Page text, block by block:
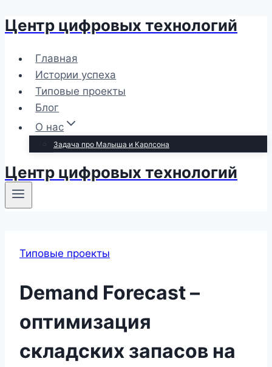
Перейти
содержимому
Центр цифровых технологий
Главная
Истории успеха
Типовые проекты
Блог
О нас
Задача про Малыша и Карлсона
Центр цифровых технологий
Типовые проекты
Demand Forecast –
оптимизация
складских запасов на